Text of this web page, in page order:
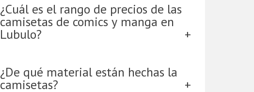
¿Cuál es el rango de precios de las
camisetas de comics y manga en
Lubulo?
¿De qué material están hechas la
camisetas?